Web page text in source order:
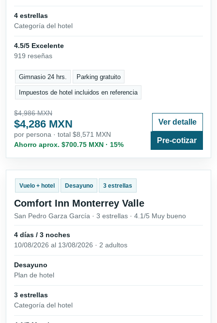
4 estrellas
Categoría del hotel
4.5/5 Excelente
919 reseñas
Gimnasio 24 hrs. Parking gratuito
Impuestos de hotel incluidos en referencia
$4,986 MXN
$4,286 MXN
por persona · total $8,571 MXN
Ahorro aprox. $700.75 MXN · 15%
Ver detalle
Pre-cotizar
Vuelo + hotel Desayuno 3 estrellas
Comfort Inn Monterrey Valle
San Pedro Garza García · 3 estrellas · 4.1/5 Muy bueno
4 días / 3 noches
10/08/2026 al 13/08/2026 · 2 adultos
Desayuno
Plan de hotel
3 estrellas
Categoría del hotel